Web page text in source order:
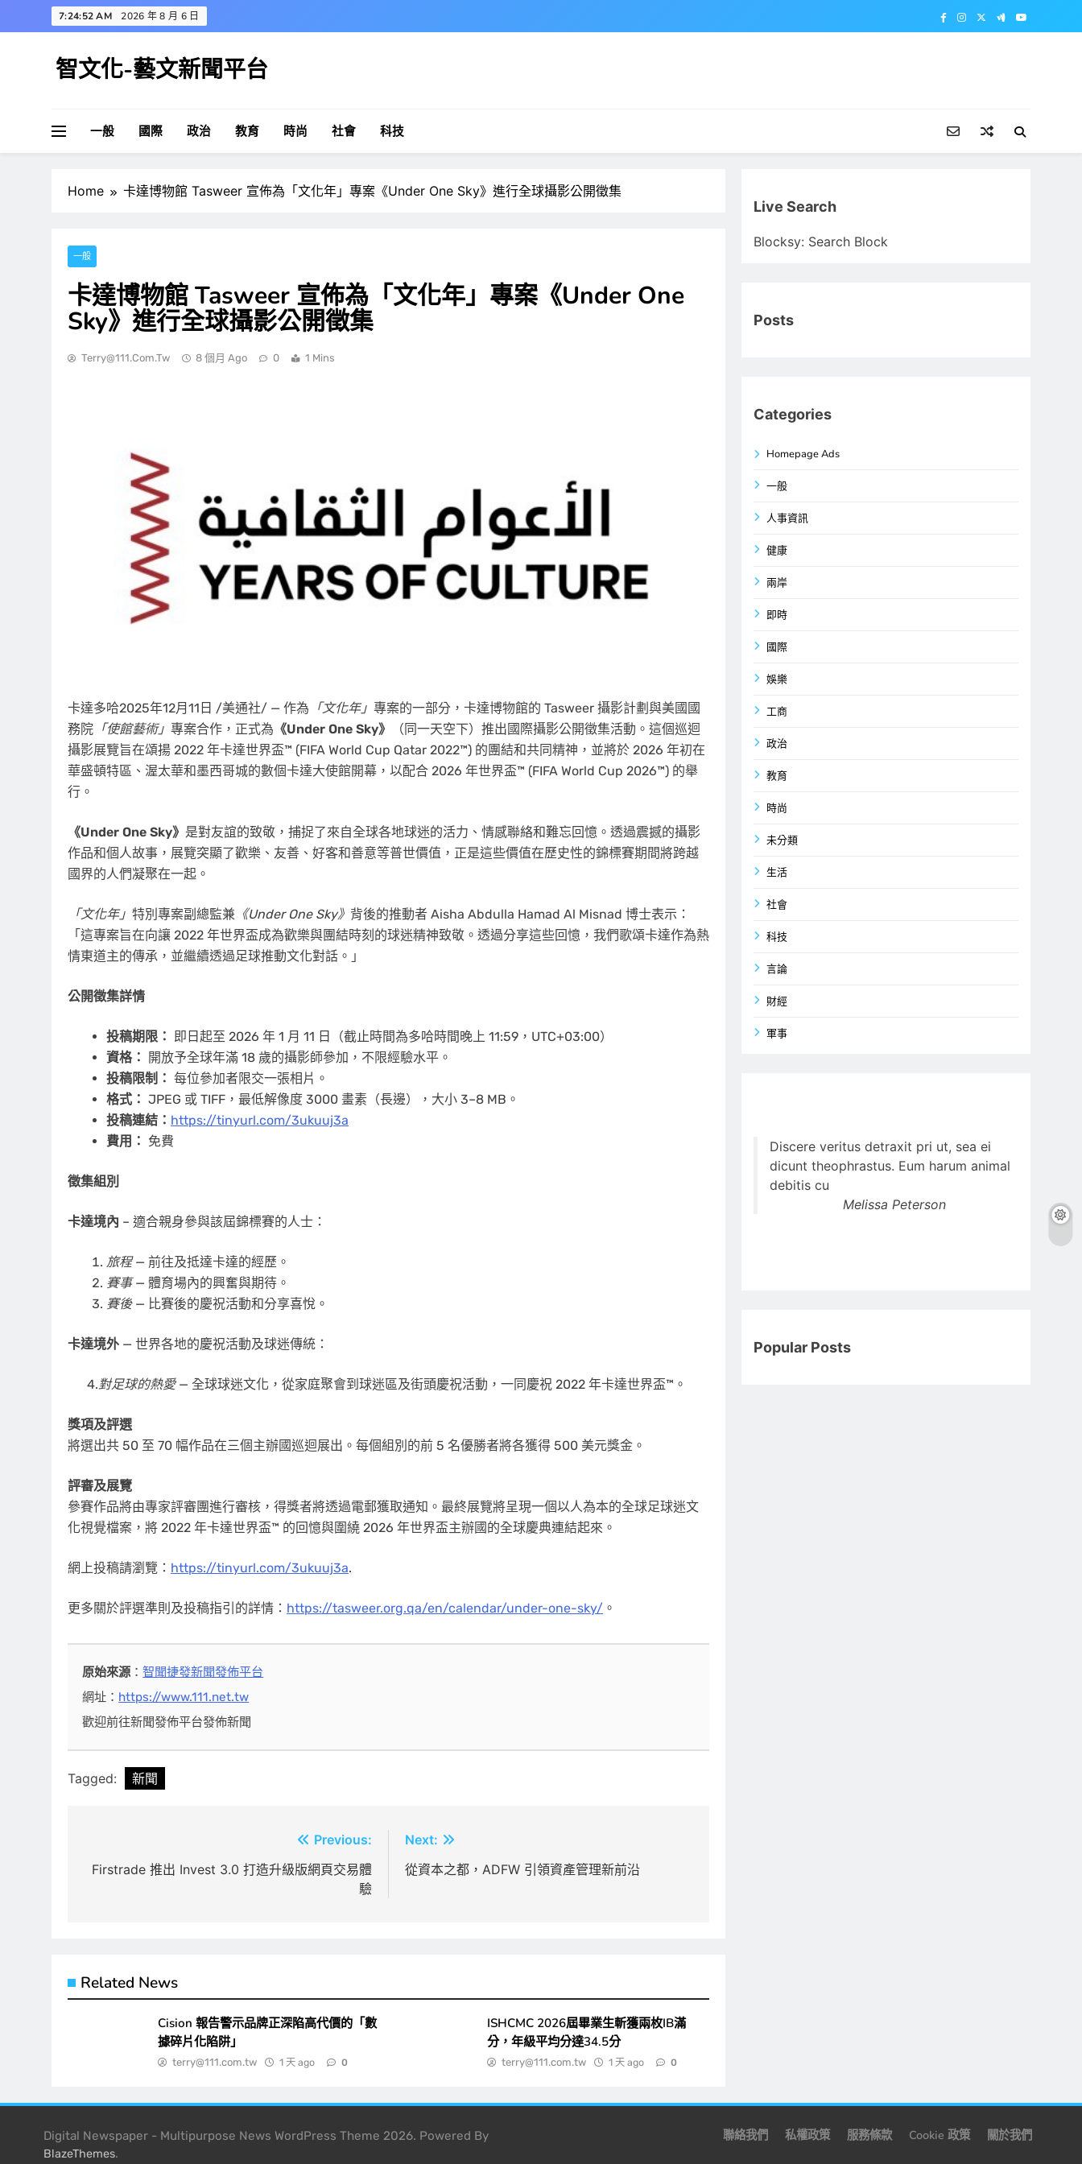
to
7:24:53 AM 2026 年 8 月 6 日
智文化-藝文新聞平台
一般 國際 政治 教育 時尚 社會 科技
Home 卡達博物館 Tasweer 宣佈為「文化年」專案《Under One Sky》進行全球攝影公開徵集
一般
卡達博物館 Tasweer 宣佈為「文化年」專案《Under One
Sky》進行全球攝影公開徵集
Terry@111.com.tw 8 個月 Ago 0 1 Mins
卡達多哈2025年12月11日 /美通社/ — 作為 「文化年」 專案的一部分，卡達博物館的 Tasweer 攝影計劃與美國國
務院 「使館藝術」 專案合作，正式為 《Under One Sky》
（同一天空下）推出國際攝影公開徵集活動。這個巡迴
攝影展覽旨在頌揚 2022 年卡達世界盃™ (FIFA World Cup Qatar 2022™) 的團結和共同精神，並將於 2026 年初在
華盛頓特區、渥太華和墨西哥城的數個卡達大使館開幕，以配合 2026 年世界盃™ (FIFA World Cup 2026™) 的舉
行。
《Under One Sky》 是對友誼的致敬，捕捉了來自全球各地球迷的活力、情感聯絡和難忘回憶。透過震撼的攝影
作品和個人故事，展覽突顯了歡樂、友善、好客和善意等普世價值，正是這些價值在歷史性的錦標賽期間將跨越
國界的人們凝聚在一起。
「文化年」 特別專案副總監兼 《Under One Sky》 背後的推動者 Aisha Abdulla Hamad Al Misnad 博士表示：
「這專案旨在向讓 2022 年世界盃成為歡樂與團結時刻的球迷精神致敬。透過分享這些回憶，我們歌頌卡達作為熱
情東道主的傳承，並繼續透過足球推動文化對話。」
公開徵集詳情
投稿期限： 即日起至 2026 年 1 月 11 日（截止時間為多哈時間晚上 11:59，UTC+03:00）
資格：
開放予全球年滿 18 歲的攝影師參加，不限經驗水平。
投稿限制： 每位參加者限交一張相片。
格式： JPEG 或 TIFF，最低解像度 3000 畫素（長邊），大小 3–8 MB。
投稿連結： https://tinyurl.com/3ukuuj3a
費用： 免費
徵集組別
卡達境內 – 適合親身參與該屆錦標賽的人士：
旅程— 前往及抵達卡達的經歷。
賽事— 體育場內的興奮與期待。
賽後— 比賽後的慶祝活動和分享喜悅。
卡達境外 — 世界各地的慶祝活動及球迷傳統：
4.對足球的熱愛— 全球球迷文化，從家庭聚會到球迷區及街頭慶祝活動，一同慶祝 2022 年卡達世界盃™。
獎項及評選
將選出共 50 至 70 幅作品在三個主辦國巡迴展出。每個組別的前 5 名優勝者將各獲得 500 美元獎金。
評審及展覽
參賽作品將由專家評審團進行審核，得獎者將透過電郵獲取通知。最終展覽將呈現一個以人為本的全球足球迷文
化視覺檔案，將 2022 年卡達世界盃™ 的回憶與圍繞 2026 年世界盃主辦國的全球慶典連結起來。
網上投稿請瀏覽： https://tinyurl.com/3ukuuj3a.
更多關於評選準則及投稿指引的詳情： https://tasweer.org.qa/en/calendar/under-one-sky/ 。
原始來源 ：智聞捷發新聞發佈平台
網址： https://www.111.net.tw
歡迎前往新聞發佈平台發佈新聞
Tagged: 新聞
章
Previous:
Firstrade 推出 Invest 3.0 打造升級版網頁交易體
驗
Next:
從資本之都，ADFW 引領資產管理新前沿
Related News
Cision 報告警示品牌正深陷高代價的「數
據碎片化陷阱」
terry@111.com.tw 1 天 ago 0
ISHCMC 2026屆畢業生斬獲兩枚IB滿
分，年級平均分達34.5分
terry@111.com.tw 1 天 ago 0
Live Search
Blocksy: Search Block
Posts
Categories
Homepage Ads
一般
人事資訊
健康
兩岸
即時
國際
娛樂
工商
政治
教育
時尚
未分類
生活
社會
科技
言論
財經
軍事
Discere veritus detraxit pri ut, sea ei
dicunt theophrastus. Eum harum animal
debitis cu
Melissa Peterson
Popular Posts
Digital Newspaper - Multipurpose News WordPress Theme 2026. Powered By
BlazeThemes.
聯絡我們 私權政策 服務條款 Cookie 政策 關於我們